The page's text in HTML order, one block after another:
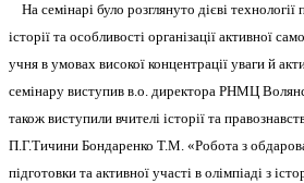
На семінарі було розглянуто дієві
історії та особливості організації активної
учня в умовах високої концентрації уваги й
семінару виступив в.о. директора РНМЦ
також виступили вчителі історії та
П.Г.Тичини Бондаренко Т.М. «Робота з
підготовки та активної участі в олімпіаді з